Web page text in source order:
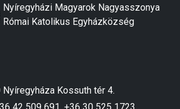
Nyíregyházi Magyarok Nagyasszonya
Római Katolikus Egyházközség
Nyíregyháza Kossuth tér 4.